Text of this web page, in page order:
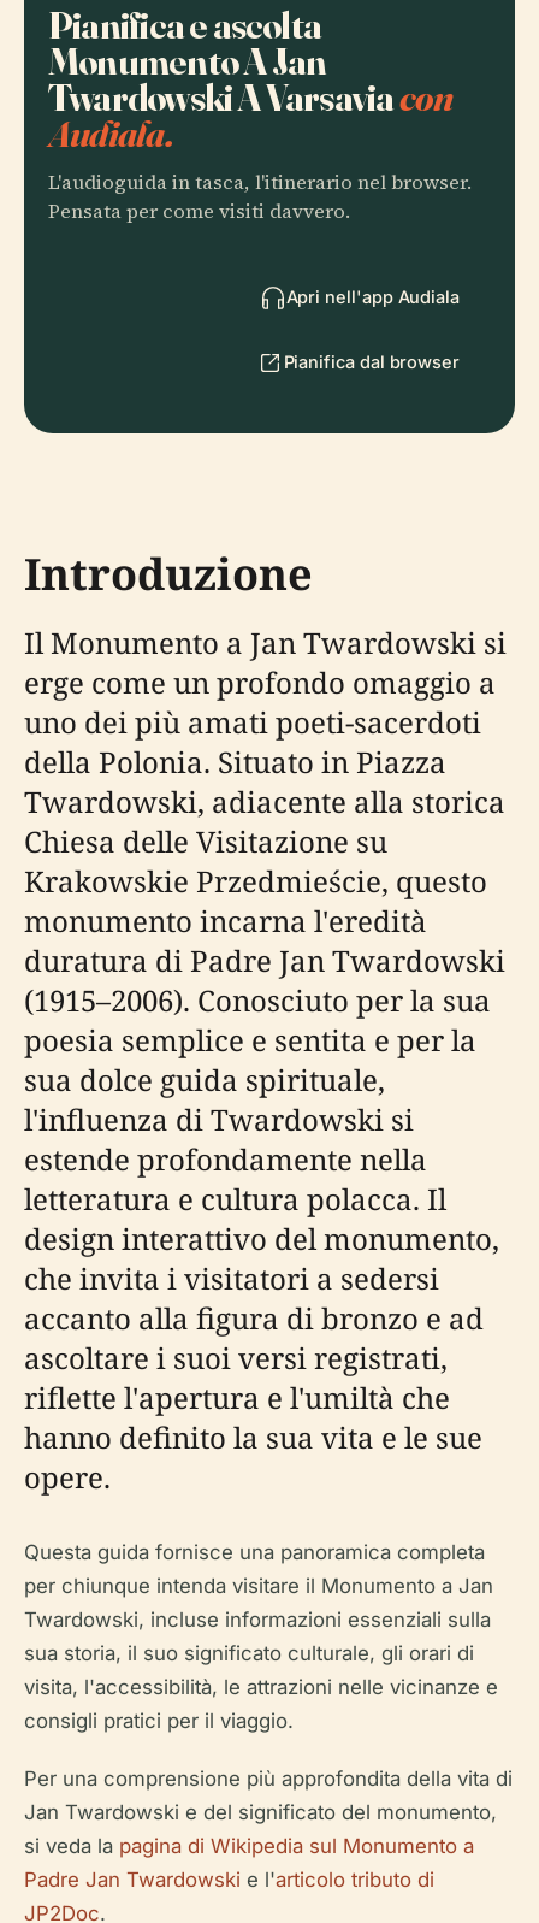
Pianifica e ascolta
Monumento A Jan
Twardowski A Varsaviacon
Audiala.
L'audioguida in tasca, l'itinerario nel browser.
Pensata per come visiti davvero.
Apri nell'app Audiala
Pianifica dal browser
Introduzione
Il Monumento a Jan Twardowski si
erge come un profondo omaggio a
uno dei più amati poeti-sacerdoti
della Polonia. Situato in Piazza
Twardowski, adiacente alla storica
Chiesa delle Visitazione su
Krakowskie Przedmieście, questo
monumento incarna l'eredità
duratura di Padre Jan Twardowski
(1915–2006). Conosciuto per la sua
poesia semplice e sentita e per la
sua dolce guida spirituale,
l'influenza di Twardowski si
estende profondamente nella
letteratura e cultura polacca. Il
design interattivo del monumento,
che invita i visitatori a sedersi
accanto alla figura di bronzo e ad
ascoltare i suoi versi registrati,
riflette l'apertura e l'umiltà che
hanno definito la sua vita e le sue
opere.
Questa guida fornisce una panoramica completa
per chiunque intenda visitare il Monumento a Jan
Twardowski, incluse informazioni essenziali sulla
sua storia, il suo significato culturale, gli orari di
visita, l'accessibilità, le attrazioni nelle vicinanze e
consigli pratici per il viaggio.
Per una comprensione più approfondita della vita di
Jan Twardowski e del significato del monumento,
si veda la pagina di Wikipedia sul Monumento a
Padre Jan Twardowski e l'articolo tributo di
JP2Doc.